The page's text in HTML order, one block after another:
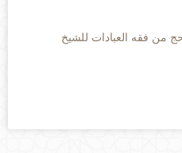
فقه العبادات للشيخ